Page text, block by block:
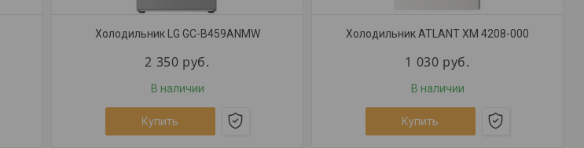
Холодильник LG GC-B459ANMW
2 350 руб.
В наличии
Купить
Холодильник ATLANT ХМ 4208-000
1 030 руб.
В наличии
Купить